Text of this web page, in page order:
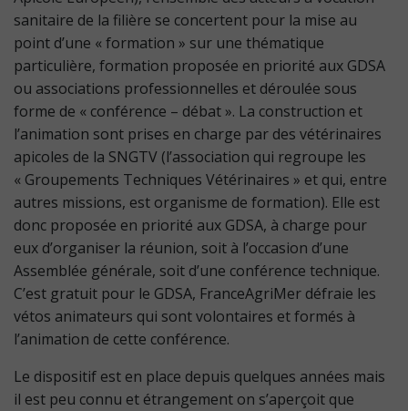
sanitaire de la filière se concertent pour la mise au
point d’une « formation » sur une thématique
particulière, formation proposée en priorité aux GDSA
ou associations professionnelles et déroulée sous
forme de « conférence – débat ». La construction et
l’animation sont prises en charge par des vétérinaires
apicoles de la SNGTV (l’association qui regroupe les
« Groupements Techniques Vétérinaires » et qui, entre
autres missions, est organisme de formation). Elle est
donc proposée en priorité aux GDSA, à charge pour
eux d’organiser la réunion, soit à l’occasion d’une
Assemblée générale, soit d’une conférence technique.
C’est gratuit pour le GDSA, FranceAgriMer défraie les
vétos animateurs qui sont volontaires et formés à
l’animation de cette conférence.
Le dispositif est en place depuis quelques années mais
il est peu connu et étrangement on s’aperçoit que